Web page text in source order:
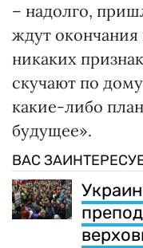
– надолго,
ждут
никаких
скучают по
какие-либо
будущее».
ВАС